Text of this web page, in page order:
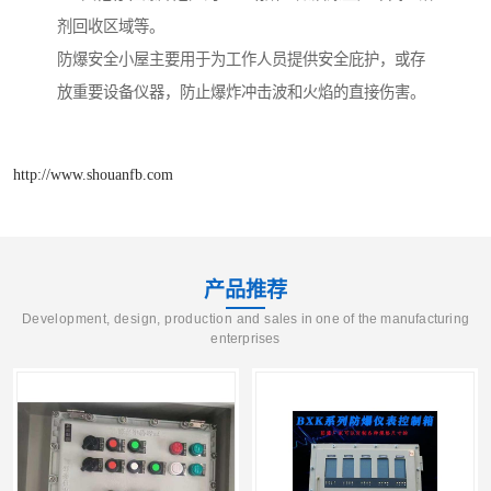
剂回收区域等。
防爆安全小屋主要用于为工作人员提供安全庇护，或存
放重要设备仪器，防止爆炸冲击波和火焰的直接伤害。
http://www.shouanfb.com
产品推荐
Development, design, production and sales in one of the manufacturing
enterprises